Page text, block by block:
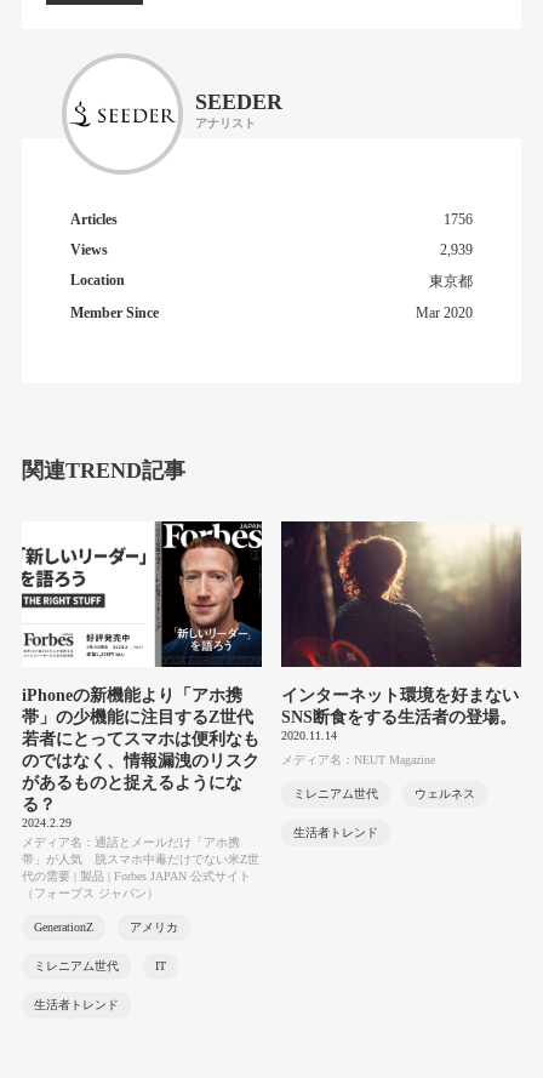
SEEDER
アナリスト
Articles
1756
Views
2,939
Location
東京都
Member Since
Mar 2020
関連TREND記事
iPhoneの新機能より「アホ携
帯」の少機能に注目するZ世代
若者にとってスマホは便利なも
のではなく、情報漏洩のリスク
があるものと捉えるようにな
る？
2024.2.29
メディア名：通話とメールだけ「アホ携
帯」が人気 脱スマホ中毒だけでない米Z世
代の需要 | 製品 | Forbes JAPAN 公式サイト
（フォーブス ジャパン）
GenerationZ アメリカ
ミレニアム世代 IT
生活者トレンド
インターネット環境を好まない
SNS断食をする生活者の登場。
2020.11.14
メディア名：NEUT Magazine
ミレニアム世代 ウェルネス
生活者トレンド